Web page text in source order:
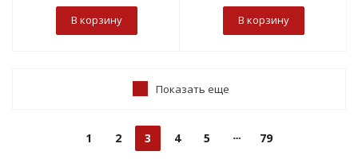
В корзину В корзину
Показать еще
1 2 3 4 5 79